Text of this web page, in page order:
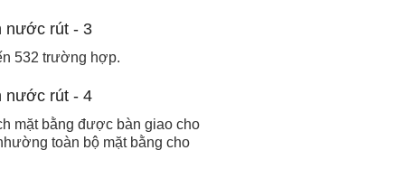
532 trường hợp.
mặt bằng được bàn giao cho
toàn bộ mặt bằng cho